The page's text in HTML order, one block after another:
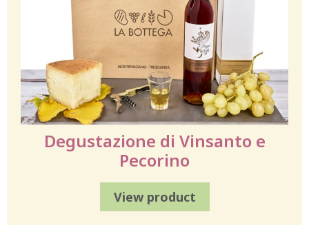
Degustazione di Vinsanto e
Pecorino
View product